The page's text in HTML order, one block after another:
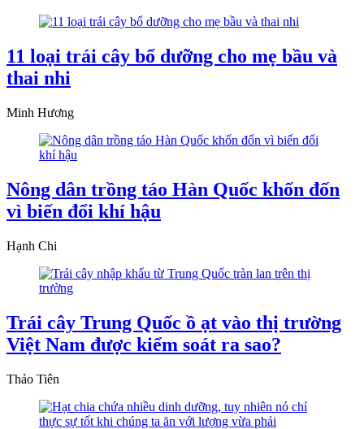
11 loại trái cây bổ dưỡng cho mẹ bầu và
thai nhi
Minh Hương
Nông dân trồng táo Hàn Quốc khốn đốn
vì biến đổi khí hậu
Hạnh Chi
Trái cây Trung Quốc ồ ạt vào thị trường
Việt Nam được kiểm soát ra sao?
Thảo Tiên